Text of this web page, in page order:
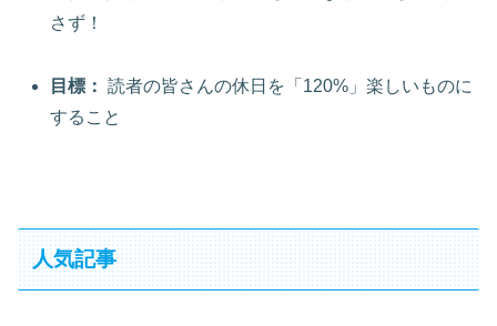
さず！
目標： 読者の皆さんの休日を「120%」楽しいものに
すること
人気記事